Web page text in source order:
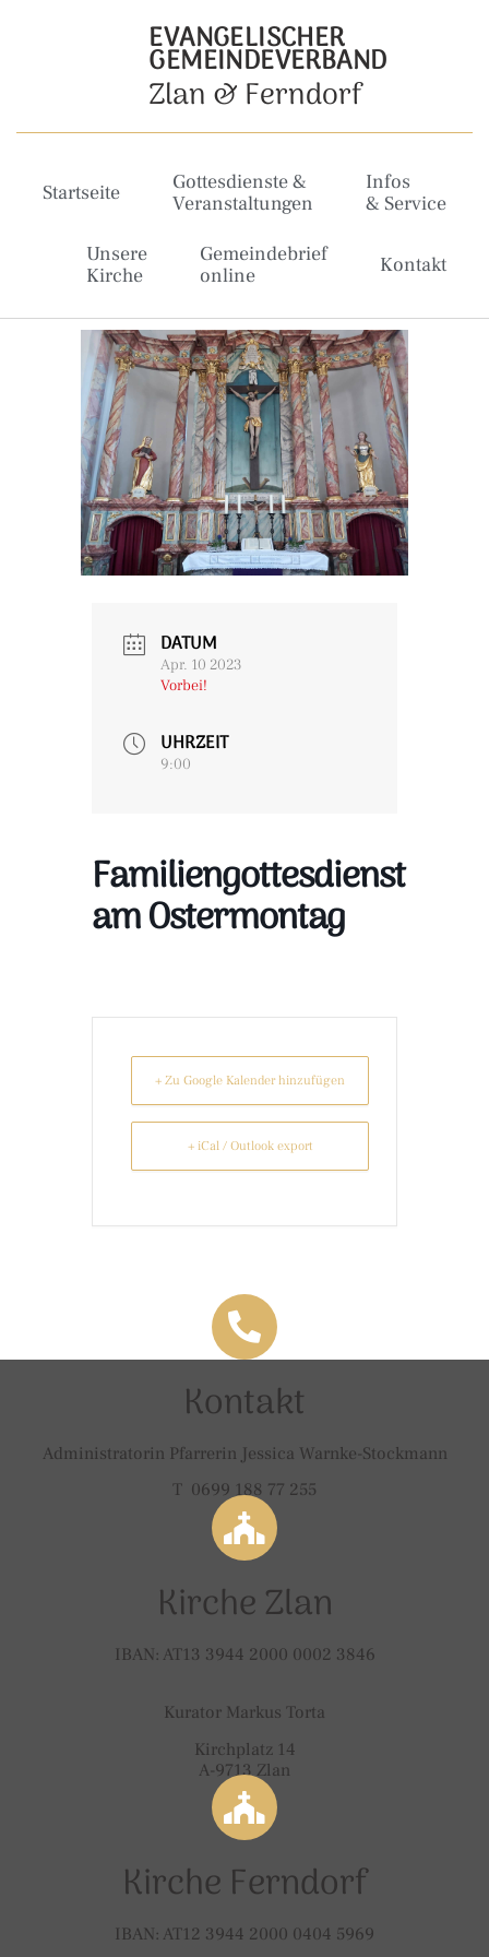
EVANGELISCHER
GEMEINDEVERBAND
Zlan & Ferndorf
Startseite
Gottesdienste &
Veranstaltungen
Infos
& Service
Unsere
Kirche
Gemeindebrief
online
Kontakt
DATUM
Apr. 10 2023
Vorbei!
UHRZEIT
9:00
Familiengottesdienst
am Ostermontag
+ Zu Google Kalender hinzufügen
+ iCal / Outlook export
Kontakt
Administratorin Pfarrerin Jessica Warnke-Stockmann
T 0699 188 77 255
Kirche Zlan
IBAN: AT13 3944 2000 0002 3846
Kurator Markus Torta
Kirchplatz 14
A-9713 Zlan
Kirche Ferndorf
IBAN: AT12 3944 2000 0404 5969